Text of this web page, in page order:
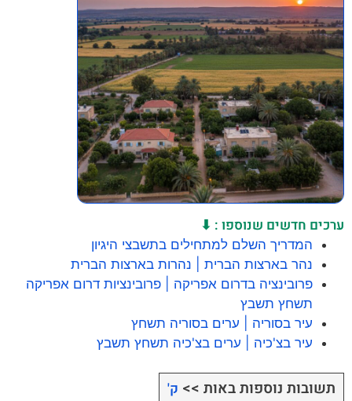
ערכים חדשים שנוספו : ⬇
המדריך השלם למתחילים בתשבצי היגיון
נהר בארצות הברית | נהרות בארצות הברית
פרובינציה בדרום אפריקה | פרובינציות דרום אפריקה
תשחץ תשבץ
עיר בסוריה | ערים בסוריה תשחץ
עיר בצ'כיה | ערים בצ'כיה תשחץ תשבץ
תשובות נוספות באות >> ק'